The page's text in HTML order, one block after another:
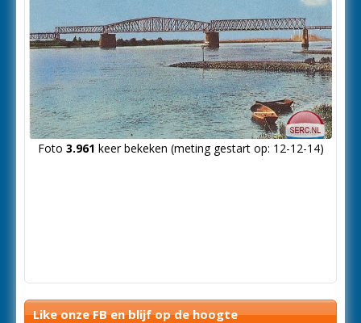
Foto 3.961 keer bekeken (meting gestart op: 12-12-14)
Like onze FB en blijf op de hoogte